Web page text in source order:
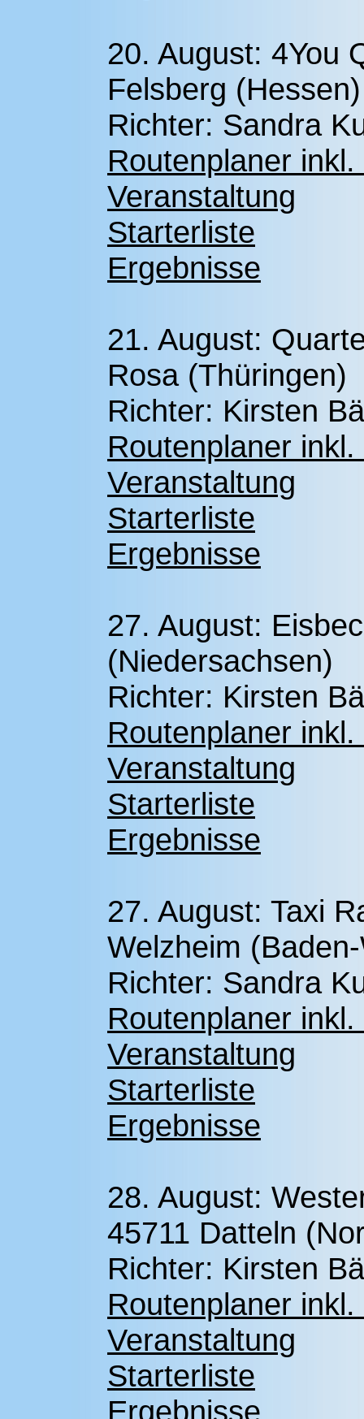
20. August: 4You
Felsberg (Hessen)
Richter: Sandra
Routenplaner
Veranstaltung
Starterliste
Ergebnisse
21. August:
Rosa (Thüringen)
Richter: Kirsten
Routenplaner
Veranstaltung
Starterliste
Ergebnisse
27. August:
(Niedersachsen)
Richter: Kirsten
Routenplaner
Veranstaltung
Starterliste
Ergebnisse
27. August: Taxi
Welzheim
Richter: Sandra
Routenplaner
Veranstaltung
Starterliste
Ergebnisse
28. August:
45711 Datteln
Richter: Kirsten
Routenplaner
Veranstaltung
Starterliste
Ergebnisse